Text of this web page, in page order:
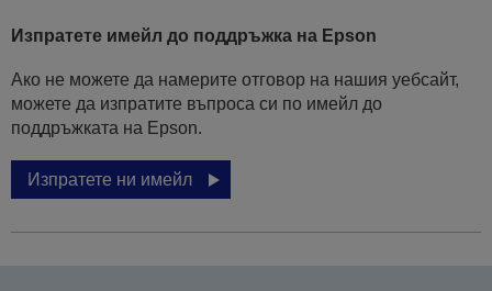
Изпратете имейл до поддръжка на Epson
Ако не можете да намерите отговор на нашия уебсайт,
можете да изпратите въпроса си по имейл до
поддръжката на Epson.
Изпратете ни имейл